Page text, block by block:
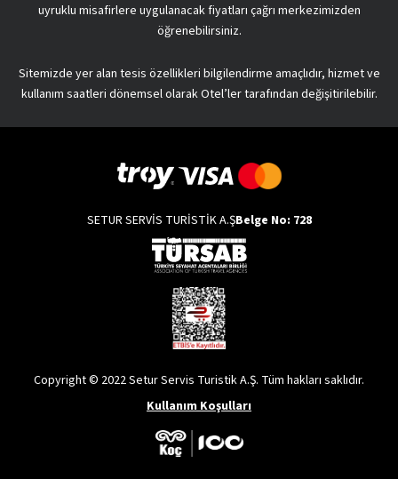
uyruklu misafirlere uygulanacak fiyatları çağrı merkezimizden
öğrenebilirsiniz.
Sitemizde yer alan tesis özellikleri bilgilendirme amaçlıdır, hizmet ve
kullanım saatleri dönemsel olarak Otel’ler tarafından değişitirilebilir.
SETUR SERVİS TURİSTİK A.ŞBelge No: 728
Copyright © 2022 Setur Servis Turistik A.Ş. Tüm hakları saklıdır.
Kullanım Koşulları